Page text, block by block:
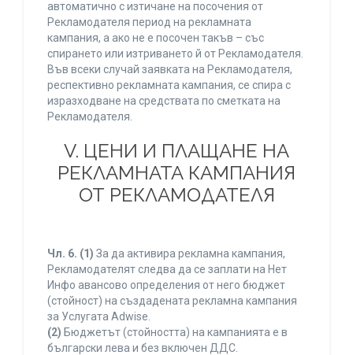
автоматично с изтичане на посочения от
Рекламодателя период на рекламната
кампания, а ако не е посочен такъв – със
спирането или изтриването й от Рекламодателя.
Във всеки случай заявката на Рекламодателя,
респективно рекламната кампания, се спира с
изразходване на средствата по сметката на
Рекламодателя.
V. ЦЕНИ И ПЛАЩАНЕ НА
РЕКЛАМНАТА КАМПАНИЯ
ОТ РЕКЛАМОДАТЕЛЯ
Чл. 6. (1) За да активира рекламна кампания,
Рекламодателят следва да се заплати на Нет
Инфо авансово определения от него бюджет
(стойност) на създадената рекламна кампания
за Услугата Adwise.
(2) Бюджетът (стойността) на кампанията е в
български лева и без включен ДДС.